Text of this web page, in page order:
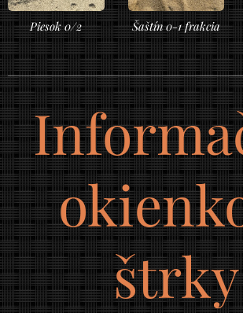
Piesok 0/2 Šaštín 0-1 frakcia
štrky